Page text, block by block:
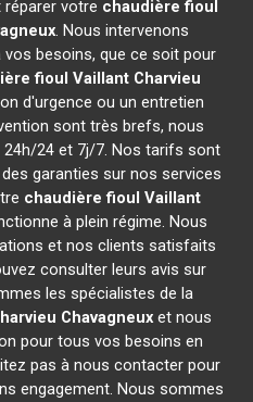
réparer votre chaudière fioul
. Nous intervenons
besoins, que ce soit pour
fioul Vaillant Charvieu
d'urgence ou un entretien
sont très brefs, nous
24 et 7j/7. Nos tarifs sont
garanties sur nos services
chaudière fioul Vaillant
à plein régime. Nous
et nos clients satisfaits
consulter leurs avis sur
les spécialistes de la
Chavagneuxet nous
pour tous vos besoins en
pas à nous contacter pour
engagement. Nous sommes